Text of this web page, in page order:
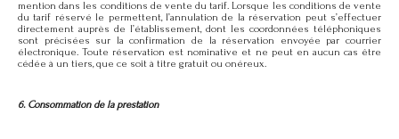
mention dans les conditions de vente du tarif. Lorsque les conditions de vente
du tarif réservé le permettent, l’annulation de la réservation peut s’effectuer
directement auprès de l’établissement, dont les coordonnées téléphoniques
sont précisées sur la confirmation de la réservation envoyée par courrier
électronique. Toute réservation est nominative et ne peut en aucun cas être
cédée à un tiers, que ce soit à titre gratuit ou onéreux.
6. Consommation de la prestation